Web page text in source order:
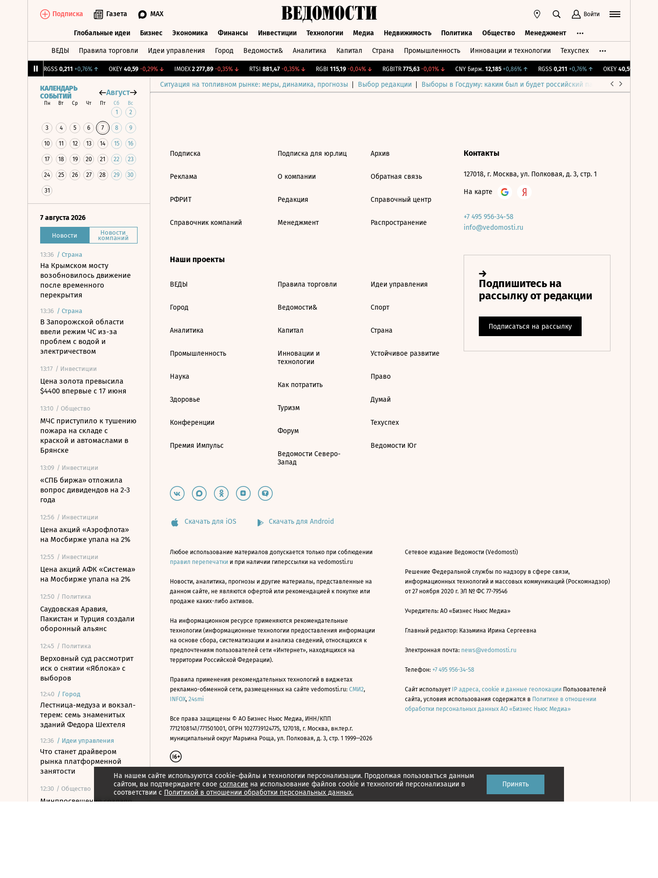
Подписка Газета MAX Войти
Глобальные идеи Бизнес Экономика Финансы Инвестиции Технологии Медиа Недвижимость Политика Общество Менеджмент
ВЕДЫ Правила торговли Идеи управления Город Ведомости& Аналитика Капитал Страна Промышленность Инновации и технологии Техуспех
RGSS 0,211 +0,76%↑ OKEY 40,59 -0,29%↓ IMOEX 2 277,89 -0,35%↓ RTSI 881,47 -0,35%↓ RGBI 115,19 -0,04%↓ RGBITR 775,63 -0,01%↓ CNY Бирж. 12,185 +0,86%↑ RGSS 0,211 +0,76%↑ OKEY 40,59
Ситуация на топливном рынке: меры, динамика, прогнозы Выбор редакции Выборы в Госдуму: каким был и будет российский парламент
КАЛЕНДАРЬ
СОБЫТИЙ
Август
Пн Вт Ср Чт Пт Сб Вс
1 2
3 4 5 6 7 8 9
10 11 12 13 14 15 16
17 18 19 20 21 22 23
24 25 26 27 28 29 30
31
7 августа 2026
Новости Новости
компаний
13:36 / Страна
На Крымском мосту
возобновилось движение
после временного
перекрытия
13:36 / Страна
В Запорожской области
ввели режим ЧС из-за
проблем с водой и
электричеством
13:17 / Инвестиции
Цена золота превысила
$4400 впервые с 17 июня
13:10 / Общество
МЧС приступило к тушению
пожара на складе с
краской и автомаслами в
Брянске
13:09 / Инвестиции
«СПБ биржа» отложила
вопрос дивидендов на 2-3
года
12:56 / Инвестиции
Цена акций «Аэрофлота»
на Мосбирже упала на 2%
12:55 / Инвестиции
Цена акций АФК «Система»
на Мосбирже упала на 2%
12:50 / Политика
Саудовская Аравия,
Пакистан и Турция создали
оборонный альянс
12:45 / Политика
Верховный суд рассмотрит
иск о снятии «Яблока» с
выборов
12:40 / Город
Лестница-медуза и вокзал-
терем: семь знаменитых
зданий Федора Шехтеля
12:36 / Идеи управления
Что станет драйвером
рынка платформенной
занятости
12:30 / Общество
Минпросвещения создало
На нашем сайте используются cookie-файлы и технологии персонализации. Продолжая пользоваться данным
сайтом, вы подтверждаете свое согласие на использование файлов cookie и технологий персонализации в
соответствии с Политикой в отношении обработки персональных данных.
Принять
Подписка
Реклама
РФРИТ
Справочник компаний
Подписка для юр.лиц
О компании
Редакция
Менеджмент
Архив
Обратная связь
Справочный центр
Распространение
Наши проекты
ВЕДЫ
Город
Аналитика
Промышленность
Наука
Здоровье
Конференции
Премия Импульс
Правила торговли
Ведомости&
Капитал
Инновации и
технологии
Как потратить
Туризм
Форум
Ведомости Северо-
Запад
Идеи управления
Спорт
Страна
Устойчивое развитие
Право
Думай
Техуспех
Ведомости Юг
Контакты
127018, г. Москва, ул. Полковая, д. 3, стр. 1
На карте
+7 495 956-34-58
info@vedomosti.ru
Скачать для iOS Скачать для Android
Любое использование материалов допускается только при соблюдении
правил перепечатки и при наличии гиперссылки на vedomosti.ru
Новости, аналитика, прогнозы и другие материалы, представленные на
данном сайте, не являются офертой или рекомендацией к покупке или
продаже каких-либо активов.
На информационном ресурсе применяются рекомендательные
технологии (информационные технологии предоставления информации
на основе сбора, систематизации и анализа сведений, относящихся к
предпочтениям пользователей сети «Интернет», находящихся на
территории Российской Федерации).
Правила применения рекомендательных технологий в виджетах
рекламно-обменной сети, размещенных на сайте vedomosti.ru: СМИ2,
INFOX, 24smi
Все права защищены © АО Бизнес Ньюс Медиа, ИНН/КПП
7712108141/771501001, ОГРН 1027739124775, 127018, г. Москва, вн.тер.г.
муниципальный округ Марьина Роща, ул. Полковая, д. 3, стр. 1 1999—2026
Сетевое издание Ведомости (Vedomosti)
Решение Федеральной службы по надзору в сфере связи,
информационных технологий и массовых коммуникаций (Роскомнадзор)
от 27 ноября 2020 г. ЭЛ № ФС 77-79546
Учредитель: АО «Бизнес Ньюс Медиа»
Главный редактор: Казьмина Ирина Сергеевна
Электронная почта: news@vedomosti.ru
Телефон: +7 495 956-34-58
Сайт использует IP адреса, cookie и данные геолокации Пользователей
сайта, условия использования содержатся в Политике в отношении
обработки персональных данных АО «Бизнес Ньюс Медиа»